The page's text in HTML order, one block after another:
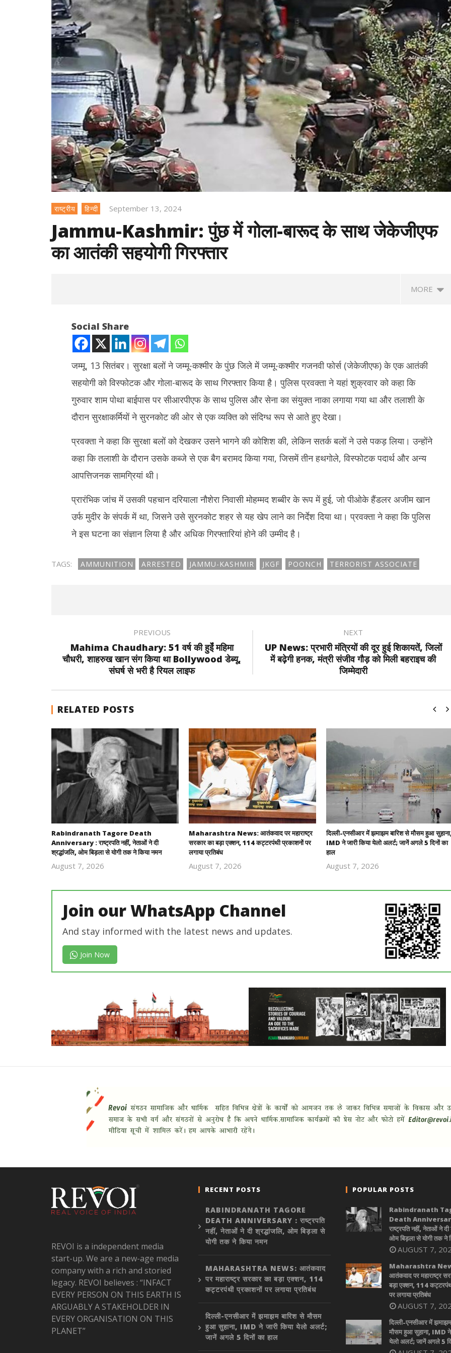
राष्ट्रीय हिन्दी September 13, 2024
Jammu-Kashmir: पुंछ में गोला-बारूद के साथ जेकेजीएफ
का आतंकी सहयोगी गिरफ्तार
MORE
Jammu-Kashmir: पुंछ में गोला-बारूद के
साथ जेकेजीएफ का आतंकी सहयोगी गिरफ्तार
September
13, 2024
Rabindranath Tagore Death
Anniversary : राष्ट्रपति नहीं, नेताओं ने दी
September
13, 2024
Maharashtra News: आतंकवाद पर
महाराष्ट्र सरकार का बड़ा एक्शन, 114 कट्टरपंथी
September
13, 2024
Social Share
जम्मू, 13 सितंबर। सुरक्षा बलों ने जम्मू-कश्मीर के पुंछ जिले में जम्मू-कश्मीर गजनवी फोर्स (जेकेजीएफ) के एक आतंकी
सहयोगी को विस्फोटक और गोला-बारूद के साथ गिरफ्तार किया है। पुलिस प्रवक्ता ने यहां शुक्रवार को कहा कि
गुरुवार शाम पोथा बाईपास पर सीआरपीएफ के साथ पुलिस और सेना का संयुक्त नाका लगाया गया था और तलाशी के
दौरान सुरक्षाकर्मियों ने सुरनकोट की ओर से एक व्यक्ति को संदिग्ध रूप से आते हुए देखा।
प्रवक्ता ने कहा कि सुरक्षा बलों को देखकर उसने भागने की कोशिश की, लेकिन सतर्क बलों ने उसे पकड़ लिया। उन्होंने
कहा कि तलाशी के दौरान उसके कब्जे से एक बैग बरामद किया गया, जिसमें तीन हथगोले, विस्फोटक पदार्थ और अन्य
आपत्तिजनक सामग्रियां थी।
प्रारंभिक जांच में उसकी पहचान दरियाला नौशेरा निवासी मोहम्मद शब्बीर के रूप में हुई, जो पीओके हैंडलर अजीम खान
उर्फ ​​मुदीर के संपर्क में था, जिसने उसे सुरनकोट शहर से यह खेप लाने का निर्देश दिया था। प्रवक्ता ने कहा कि पुलिस
ने इस घटना का संज्ञान लिया है और अधिक गिरफ्तारियां होने की उम्मीद है।
TAGS: AMMUNITION ARRESTED JAMMU-KASHMIR JKGF POONCH TERRORIST ASSOCIATE
PREVIOUS
Mahima Chaudhary: 51 वर्ष की हुईें महिमा
चौधरी, शाहरुख खान संग किया था Bollywood डेब्यू,
संघर्ष से भरी है रियल लाइफ
NEXT
UP News: प्रभारी मंत्रियों की दूर हुई शिकायतें, जिलों
में बढ़ेगी हनक, मंत्री संजीव गौड़ को मिली बहराइच की
जिम्मेदारी
RELATED POSTS
Rabindranath Tagore Death
Anniversary : राष्ट्रपति नहीं, नेताओं ने दी
श्रद्धांजलि, ओम बिड़ला से योगी तक ने किया नमन
August 7, 2026
Maharashtra News: आतंकवाद पर महाराष्ट्र
सरकार का बड़ा एक्शन, 114 कट्टरपंथी प्रकाशनों पर
लगाया प्रतिबंध
August 7, 2026
दिल्ली-एनसीआर में झमाझम बारिश से मौसम हुआ
IMD ने जारी किया येलो अलर्ट; जानें अगले 5 दिनों का
हाल
August 7, 2026
Join our WhatsApp Channel
And stay informed with the latest news and updates.
Join Now
REVOI is a independent media
start-up. We are a new-age media
company with a rich and storied
legacy. REVOI believes : “INFACT
EVERY PERSON ON THIS EARTH IS
ARGUABLY A STAKEHOLDER IN
EVERY ORGANISATION ON THIS
PLANET”
RECENT POSTS
RABINDRANATH TAGORE
DEATH ANNIVERSARY : राष्ट्रपति
नहीं, नेताओं ने दी श्रद्धांजलि, ओम बिड़ला से
योगी तक ने किया नमन
MAHARASHTRA NEWS: आतंकवाद
पर महाराष्ट्र सरकार का बड़ा एक्शन, 114
कट्टरपंथी प्रकाशनों पर लगाया प्रतिबंध
दिल्ली-एनसीआर में झमाझम बारिश से मौसम
हुआ सुहाना, IMD ने जारी किया येलो अलर्ट;
जानें अगले 5 दिनों का हाल
POPULAR POSTS
Rabindranath
Death
राष्ट्रपति नहीं, नेताओं ने
ओम बिड़ला से योगी तक ने
AUGUST 7,
Maharashtra
आतंकवाद पर महाराष्ट्र
बड़ा एक्शन, 114
पर लगाया प्रतिबंध
AUGUST 7,
दिल्ली-एनसीआर में
मौसम हुआ सुहाना, IMD ने
येलो अलर्ट; जानें अगले 5